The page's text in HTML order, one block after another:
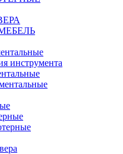
инструмента